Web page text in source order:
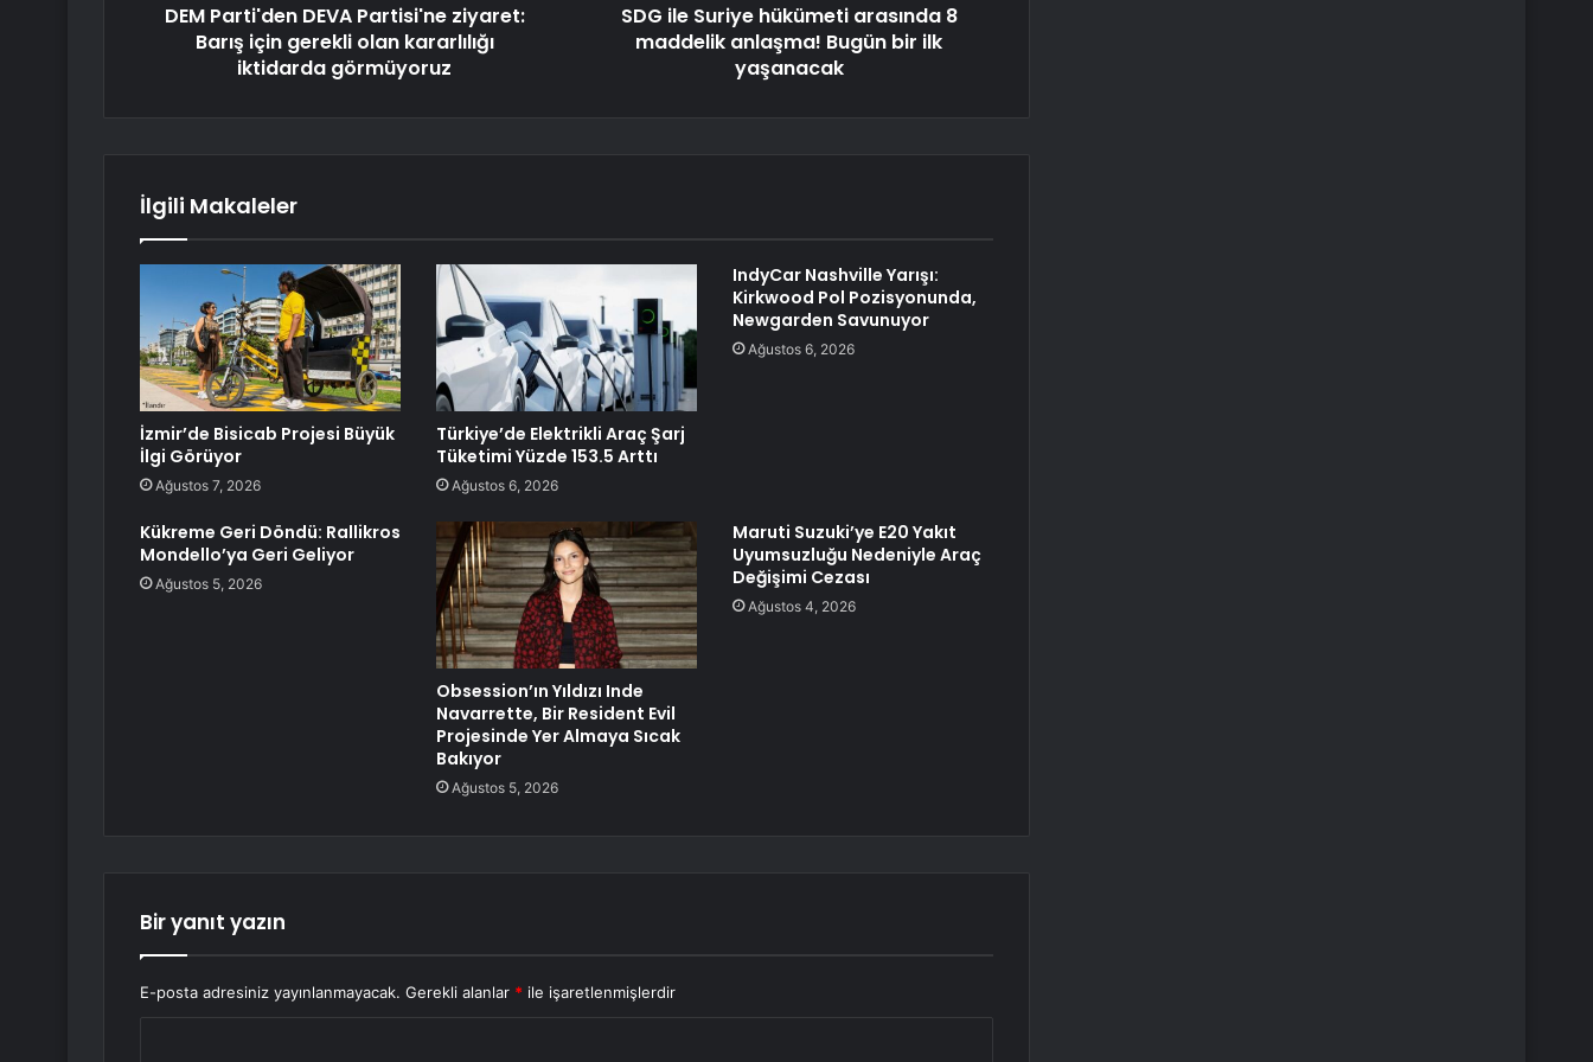
DEM Parti'den DEVA Partisi'ne ziyaret:
Barış için gerekli olan kararlılığı
iktidarda görmüyoruz
SDG ile Suriye hükümeti arasında 8
maddelik anlaşma! Bugün bir ilk
yaşanacak
İlgili Makaleler
İzmir’de Bisicab Projesi Büyük
İlgi Görüyor
Ağustos 7, 2026
Türkiye’de Elektrikli Araç Şarj
Tüketimi Yüzde 153.5 Arttı
Ağustos 6, 2026
IndyCar Nashville Yarışı:
Kirkwood Pol Pozisyonunda,
Newgarden Savunuyor
Ağustos 6, 2026
Kükreme Geri Döndü: Rallikros
Mondello’ya Geri Geliyor
Ağustos 5, 2026
Obsession’ın Yıldızı Inde
Navarrette, Bir Resident Evil
Projesinde Yer Almaya Sıcak
Bakıyor
Ağustos 5, 2026
Maruti Suzuki’ye E20 Yakıt
Uyumsuzluğu Nedeniyle Araç
Değişimi Cezası
Ağustos 4, 2026
Bir yanıt yazın
E-posta adresiniz yayınlanmayacak. Gerekli alanlar * ile işaretlenmişlerdir